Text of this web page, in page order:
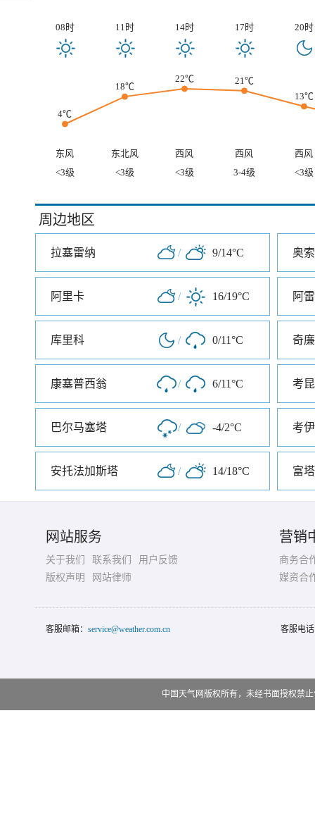
08时 11时 14时 17时 20时
4℃
18℃
22℃
21℃
13℃
东风 东北风 西风 西风
西风
<3级
<3级 <3级 3-4级 <3级
周边地区
拉塞雷纳 / 9/14°C 奥
阿里卡 / 16/19°C 阿
库里科 / 0/11°C 奇廉
康塞普西翁 / 6/11°C 考昆
巴尔马塞塔 / -4/2°C 考
安托法加斯塔 / 14/18°C 富
网站服务
关于我们 联系我们
用户反馈
版权声明
网站律师
营销
商务合
媒资合
客服邮箱： service@weather.com.cn 客服电
中国天气网版权所有，未经书面授权